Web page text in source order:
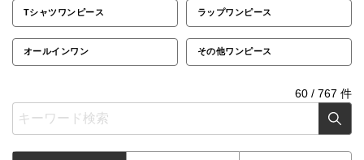
Tシャツワンピース ラップワンピース
オールインワン その他ワンピース
60 / 767 件